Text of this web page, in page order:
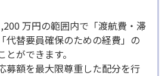
万円の範囲内で「渡航費・滞
代替要員確保のための経費」の
ができます。
募額を最大限尊重した配分を行